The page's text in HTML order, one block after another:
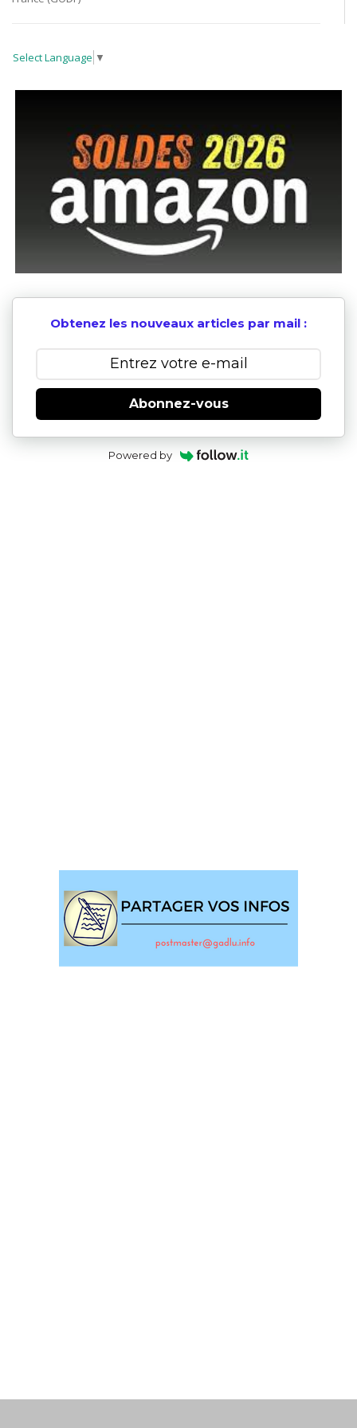
Select Language ▼
Obtenez les nouveaux articles par mail :
Abonnez-vous
Powered by